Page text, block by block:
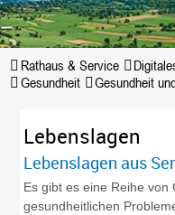
Rathaus & Service
Gesundheit
Gesundheit
Lebenslagen
Lebenslagen aus
Es gibt es eine Reihe von
gesundheitlichen